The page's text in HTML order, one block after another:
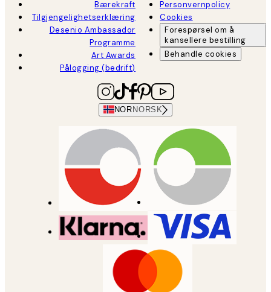
Bærekraft
Tilgjengelighetserklæring
Desenio Ambassador
Programme
Art Awards
Pålogging (bedrift)
Personvernpolicy
Cookies
Forespørsel om å
kansellere bestilling
Behandle cookies
NOR NORSK